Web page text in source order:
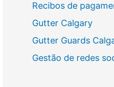
Recibos de
Gutter Calgary
Gutter Guards
Gestão de redes